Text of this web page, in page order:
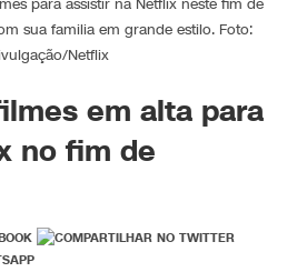
para assistir na Netflix neste fim de
sua familia em grande estilo. Foto:
Netflix
em alta para
no fim de